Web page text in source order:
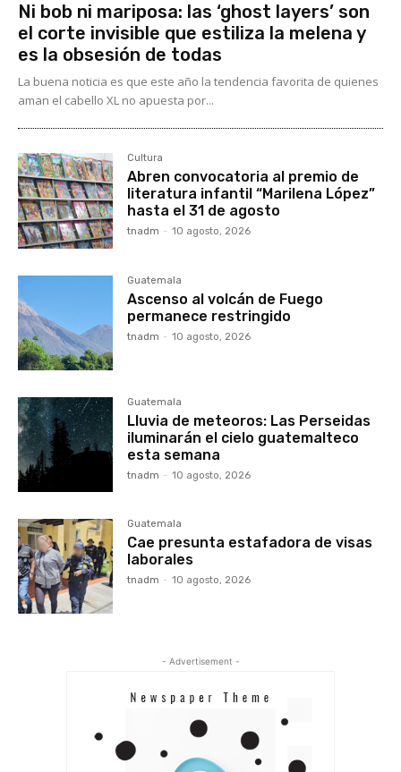
Ni bob ni mariposa: las ‘ghost layers’ son
el corte invisible que estiliza la melena y
es la obsesión de todas
La buena noticia es que este año la tendencia favorita de quienes
aman el cabello XL no apuesta por...
Cultura
Abren convocatoria al premio de
literatura infantil “Marilena López”
hasta el 31 de agosto
tnadm - 10 agosto, 2026
Guatemala
Ascenso al volcán de Fuego
permanece restringido
tnadm - 10 agosto, 2026
Guatemala
Lluvia de meteoros: Las Perseidas
iluminarán el cielo guatemalteco
esta semana
tnadm - 10 agosto, 2026
Guatemala
Cae presunta estafadora de visas
laborales
tnadm - 10 agosto, 2026
- Advertisement -